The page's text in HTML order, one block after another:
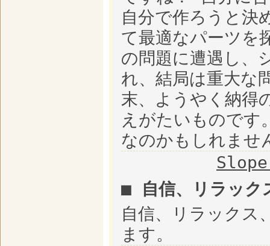
自分で作ろうと決
て最適なパーツを
の問題に遭遇し、
れ、結局は重大な
末、ようやく納得
えがたいものです
なのかもしれませ
■ 自信、リラック
自信、リラックス
ます。